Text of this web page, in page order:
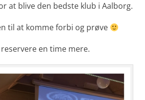
at blive den bedste klub i Aalborg.
til at komme forbi og prøve
en time mere.